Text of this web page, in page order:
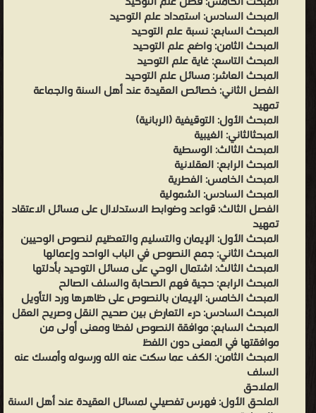
المبحث السادس: استمداد علم التوحيد
المبحث السابع: نسبة علم التوحيد
المبحث الثامن: واضع علم التوحيد
المبحث التاسع: غاية علم التوحيد
المبحث العاشر: مسائل علم التوحيد
الفصل الثاني: خصائص العقيدة عند أهل السنة والجماعة
تمهيد
المبحث الأول: التوقيفية (الربانية)
المبحثالثاني: الغيبية
المبحث الثالث: الوسطية
المبحث الرابع: العقلانية
المبحث الخامس: الفطرية
المبحث السادس: الشمولية
الفصل الثالث: قواعد وضوابط الاستدلاال على مسائل الاعتقاد
تمهيد
المبحث الأول: الإيمان والتسليم والتعظيم لنصوص الوحيين
المبحث الثاني: جمع النصوص في الباب الواحد وإعمالها
المبحث الثالث: اشتمال الوحي على مسائل التوحيد بأدلتها
المبحث الرابع: حجية فهم الصحابة والسلف الصالح
المبحث الخامس: الإيمان بالنصوص على ظاهرها ورد التأويل
المبحث السادس: درء التعارض بين صحيح النقل وصريح العقل
المبحث السابع: موافقة النصوص لفظا ومعنى أولى من
موافقتها في المعنى دون اللفظ
المبحث الثامن: الكف عما سكت عنه الله ورسوله وأمسك عنه
السلف
الملاحق
الملحق الأول: فهرس تفصيلي لمسائل العقيدة عند أهل السنة